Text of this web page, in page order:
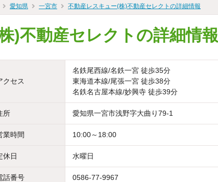
愛知県 一宮市 不動産レスキュー(株)不動産セレクトの詳細情報
)不動産セレクトの詳細情報
クセス
名鉄尾西線/名鉄一宮 徒歩35分
東海道本線/尾張一宮 徒歩38分
名鉄名古屋本線/妙興寺 徒歩39分
所 愛知県一宮市浅野字大曲り79-1
業時間 10:00～18:00
休日 水曜日
話番号 0586-77-9967